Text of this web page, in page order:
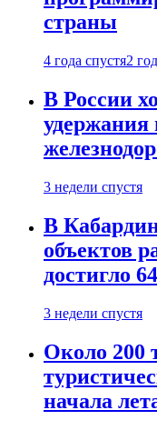
страны
4 года спустя2
В России
удержания
3 недели спустя
В
объектов
достигло
3 недели спустя
Около 200
начала